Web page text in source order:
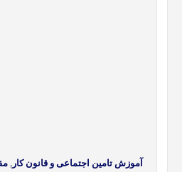
آموزش تامین اجتماعی و قانون کار,